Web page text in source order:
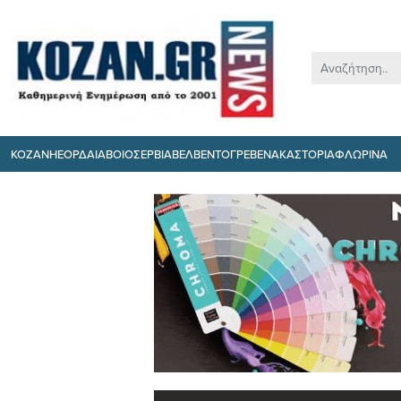
ΚΟΖΑΝΗΕΟΡΔΑΙΑΒΟΙΟΣΕΡΒΙΑΒΕΛΒΕΝΤΟΓΡΕΒΕΝΑΚΑΣΤΟΡΙΑΦΛΩΡΙΝΑ